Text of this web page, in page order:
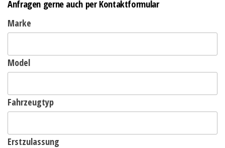
Anfragen gerne auch per Kontaktformular
Marke
Model
Fahrzeugtyp
Erstzulassung